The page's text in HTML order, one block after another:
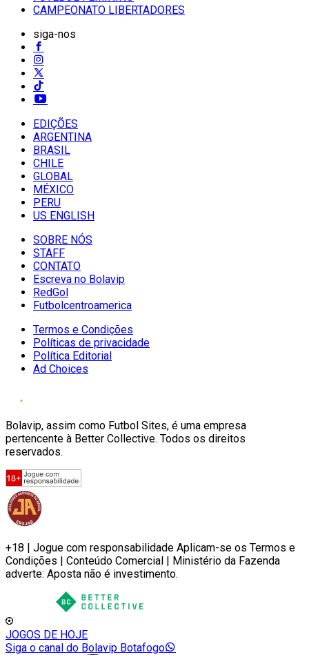
CAMPEONATO LIBERTADORES
siga-nos
EDIÇÕES
ARGENTINA
BRASIL
CHILE
GLOBAL
MÉXICO
PERU
US ENGLISH
SOBRE NÓS
STAFF
CONTATO
Escreva no Bolavip
RedGol
Futbolcentroamerica
Termos e Condições
Políticas de privacidade
Política Editorial
Ad Choices
Bolavip, assim como Futbol Sites, é uma empresa
pertencente à Better Collective. Todos os direitos
reservados.
+18 | Jogue com responsabilidade Aplicam-se os Termos e
Condições | Conteúdo Comercial | Ministério da Fazenda
adverte: Aposta não é investimento.
JOGOS DE HOJE
Siga o canal do Bolavip Botafogo